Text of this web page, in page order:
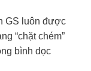
GS luôn được
“chặt chém”
bình dọc